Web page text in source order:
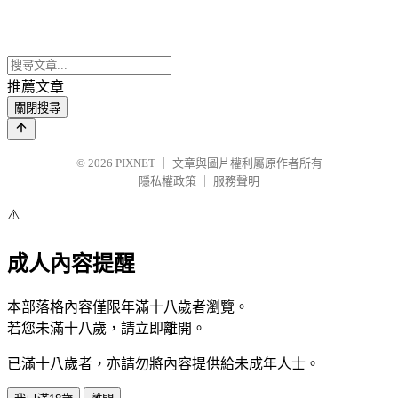
推薦文章
關閉搜尋
© 2026 PIXNET
文章與圖片權利屬原作者所有
隱私權政策
服務聲明
⚠️
成人內容提醒
本部落格內容僅限年滿十八歲者瀏覽。
若您未滿十八歲，請立即離開。
已滿十八歲者，亦請勿將內容提供給未成年人士。